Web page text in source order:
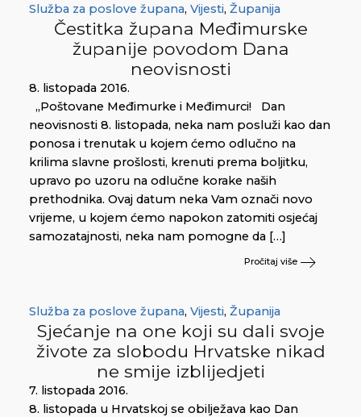
Služba za poslove župana, Vijesti, Županija
Čestitka župana Međimurske
županije povodom Dana
neovisnosti
8. listopada 2016.
„Poštovane Međimurke i Međimurci! Dan
neovisnosti 8. listopada, neka nam posluži kao dan
ponosa i trenutak u kojem ćemo odlučno na
krilima slavne prošlosti, krenuti prema boljitku,
upravo po uzoru na odlučne korake naših
prethodnika. Ovaj datum neka Vam označi novo
vrijeme, u kojem ćemo napokon zatomiti osjećaj
samozatajnosti, neka nam pomogne da […]
Pročitaj više
Služba za poslove župana, Vijesti, Županija
Sjećanje na one koji su dali svoje
živote za slobodu Hrvatske nikad
ne smije izblijedjeti
7. listopada 2016.
8. listopada u Hrvatskoj se obilježava kao Dan